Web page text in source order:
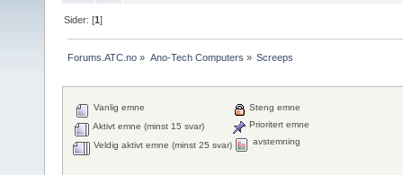
Sider: [1]
Forums.ATC.no » Ano-Tech Computers » Screeps
Vanlig emne
Aktivt emne (minst 15 svar)
Veldig aktivt emne (minst 25 svar)
Steng emne
Prioritert emne
avstemning